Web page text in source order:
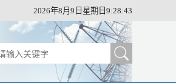
2026年8月9日星期日9:28:44